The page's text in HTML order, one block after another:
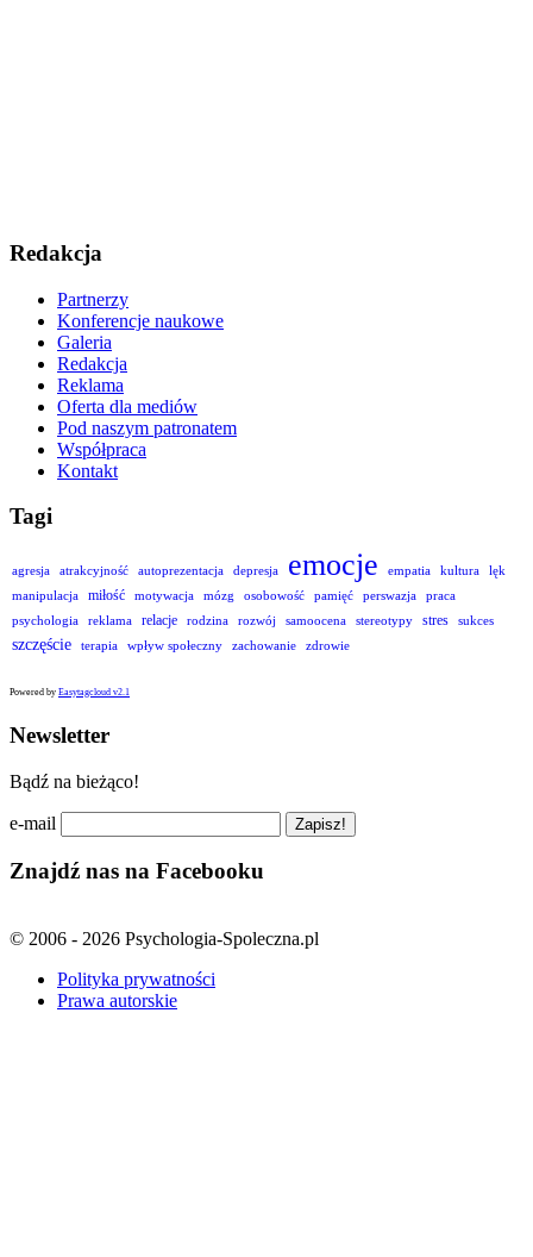
Redakcja
Partnerzy
Konferencje naukowe
Galeria
Redakcja
Reklama
Oferta dla mediów
Pod naszym patronatem
Współpraca
Kontakt
Tagi
agresja atrakcyjność autoprezentacja depresja emocje empatia kultura
lęk
manipulacja
miłość motywacja mózg osobowość pamięć perswazja
praca
psychologia
reklama relacje rodzina rozwój samoocena stereotypy stres sukces
szczęście terapia wpływ społeczny zachowanie zdrowie
Powered by Easytagcloud v2.1
Newsletter
Bądź na bieżąco!
e-mail
Znajdź nas na Facebooku
© 2006 - 2026 Psychologia-Spoleczna.pl
Polityka prywatności
Prawa autorskie